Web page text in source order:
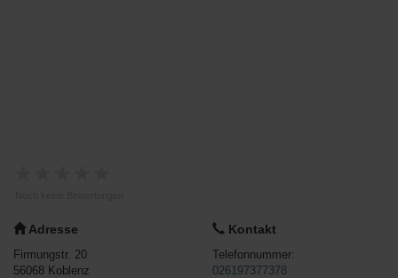
Adresse
Firmungstr. 20
56068 Koblenz
Kontakt
Telefonnummer:
026197377378